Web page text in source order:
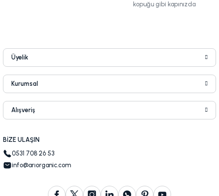
kopuğu gibi kapınızda
Üyelik
Kurumsal
Alışveriş
BİZE ULAŞIN
0531 708 26 53
info@arıorganic.com